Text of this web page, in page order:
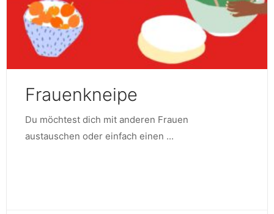
Frauenkneipe
Du möchtest dich mit anderen Frauen
austauschen oder einfach einen ...